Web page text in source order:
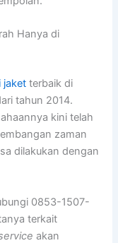
Hanya di
jaket terbaik di
tahun 2014.
kini telah
zaman
dilakukan dengan
0853-1507-
terkait
akan